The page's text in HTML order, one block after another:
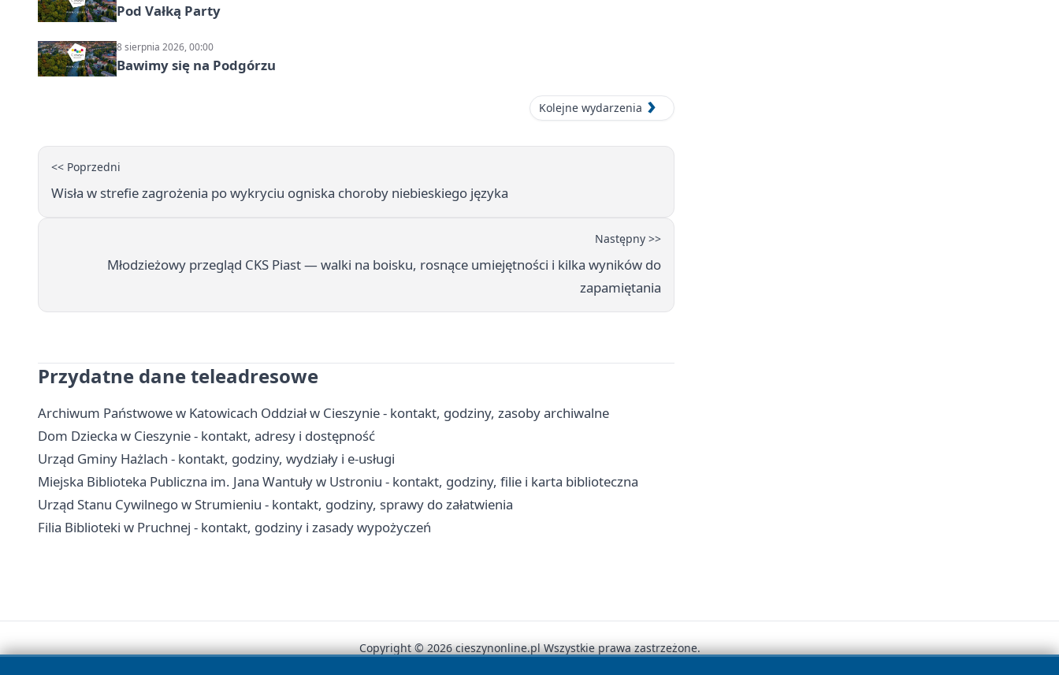
Pod Vałką Party
8 sierpnia 2026, 00:00
Bawimy się na Podgórzu
Kolejne wydarzenia
<< Poprzedni
Wisła w strefie zagrożenia po wykryciu ogniska choroby niebieskiego języka
Następny >>
Młodzieżowy przegląd CKS Piast — walki na boisku, rosnące umiejętności i kilka wyników do
zapamiętania
Przydatne dane teleadresowe
Archiwum Państwowe w Katowicach Oddział w Cieszynie - kontakt, godziny, zasoby archiwalne
Dom Dziecka w Cieszynie - kontakt, adresy i dostępność
Urząd Gminy Hażlach - kontakt, godziny, wydziały i e-usługi
Miejska Biblioteka Publiczna im. Jana Wantuły w Ustroniu - kontakt, godziny, filie i karta biblioteczna
Urząd Stanu Cywilnego w Strumieniu - kontakt, godziny, sprawy do załatwienia
Filia Biblioteki w Pruchnej - kontakt, godziny i zasady wypożyczeń
Copyright © 2026 cieszynonline.pl Wszystkie prawa zastrzeżone.